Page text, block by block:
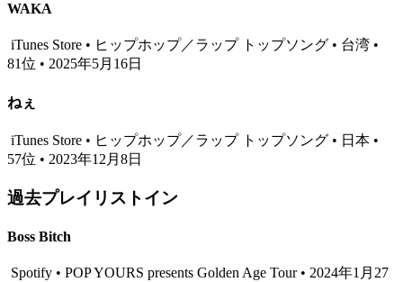
WAKA
iTunes Store • ヒップホップ／ラップ トップソング • 台湾 •
81位 • 2025年5月16日
ねぇ
iTunes Store • ヒップホップ／ラップ トップソング • 日本 •
57位 • 2023年12月8日
過去プレイリストイン
Boss Bitch
Spotify • POP YOURS presents Golden Age Tour • 2024年1月27